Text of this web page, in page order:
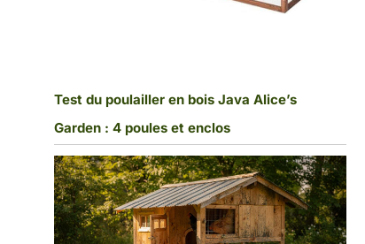
Test du poulailler en bois Java Alice’s
Garden : 4 poules et enclos